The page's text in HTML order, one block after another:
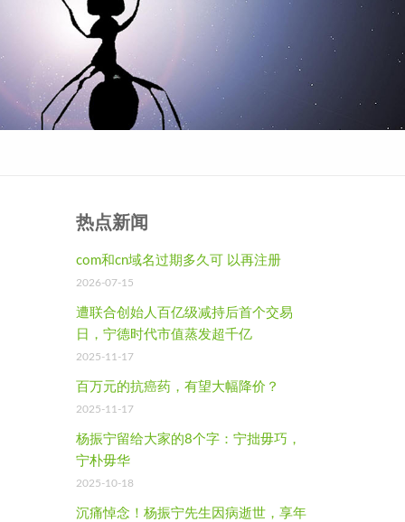
热点新闻
com和cn域名过期多久可 以再注册
2026-07-15
遭联合创始人百亿级减持后首个交易
日，宁德时代市值蒸发超千亿
2025-11-17
百万元的抗癌药，有望大幅降价？
2025-11-17
杨振宁留给大家的8个字：宁拙毋巧，
宁朴毋华
2025-10-18
沉痛悼念！杨振宁先生因病逝世，享年